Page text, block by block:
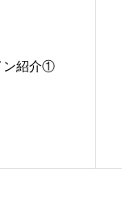
ン紹介①